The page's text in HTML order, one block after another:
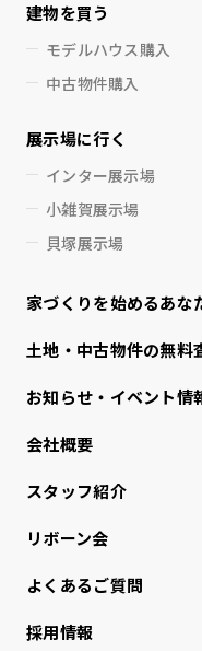
建物を買う
モデルハウス購入
中古物件購入
展示場に行く
インター展示場
小雑賀展示場
貝塚展示場
家づくりを始めるあな
⼟地・中古物件の無料
お知らせ・イベント情
会社概要
スタッフ紹介
リボーン会
よくあるご質問
採用情報